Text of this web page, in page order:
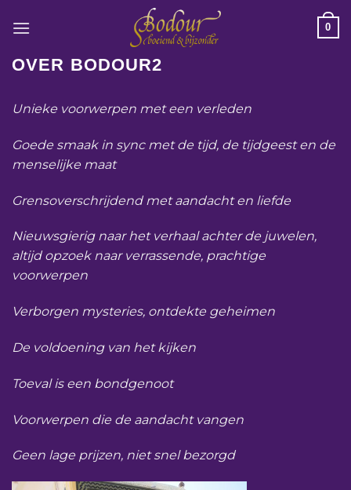
naar
0
OVER BODOUR2
Unieke voorwerpen met een verleden
Goede smaak in sync met de tijd, de tijdgeest en de
menselijke maat
Grensoverschrijdend met aandacht en liefde
Nieuwsgierig naar het verhaal achter de juwelen,
altijd opzoek naar verrassende, prachtige
voorwerpen
Verborgen mysteries, ontdekte geheimen
De voldoening van het kijken
Toeval is een bondgenoot
Voorwerpen die de aandacht vangen
Geen lage prijzen, niet snel bezorgd